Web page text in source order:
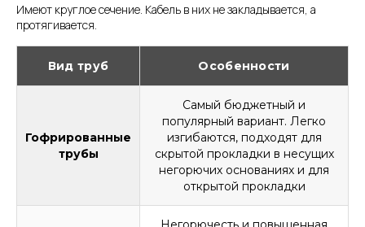
Имеют круглое сечение. Кабель в них не закладывается, а
протягивается.
Вид труб Особенности
Гофрированные
трубы
Самый бюджетный и
популярный вариант. Легко
изгибаются, подходят для
скрытой прокладки в несущих
негорючих основаниях и для
открытой прокладки